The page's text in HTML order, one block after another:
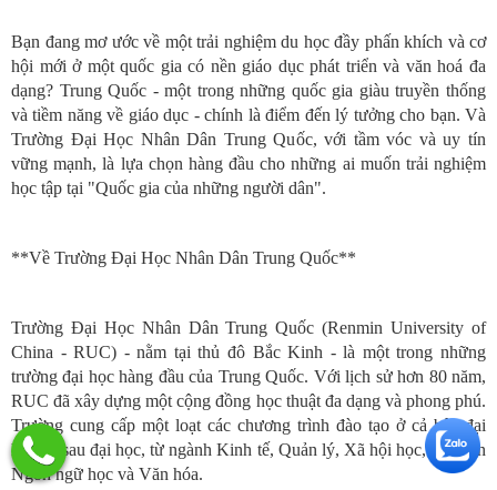
Bạn đang mơ ước về một trải nghiệm du học đầy phấn khích và cơ
hội mới ở một quốc gia có nền giáo dục phát triển và văn hoá đa
dạng? Trung Quốc - một trong những quốc gia giàu truyền thống
và tiềm năng về giáo dục - chính là điểm đến lý tưởng cho bạn. Và
Trường Đại Học Nhân Dân Trung Quốc, với tầm vóc và uy tín
vững mạnh, là lựa chọn hàng đầu cho những ai muốn trải nghiệm
học tập tại "Quốc gia của những người dân".
**Về Trường Đại Học Nhân Dân Trung Quốc**
Trường Đại Học Nhân Dân Trung Quốc (Renmin University of
China - RUC) - nằm tại thủ đô Bắc Kinh - là một trong những
trường đại học hàng đầu của Trung Quốc. Với lịch sử hơn 80 năm,
RUC đã xây dựng một cộng đồng học thuật đa dạng và phong phú.
Trường cung cấp một loạt các chương trình đào tạo ở cả bậc đại
học và sau đại học, từ ngành Kinh tế, Quản lý, Xã hội học, cho đến
Ngôn ngữ học và Văn hóa.